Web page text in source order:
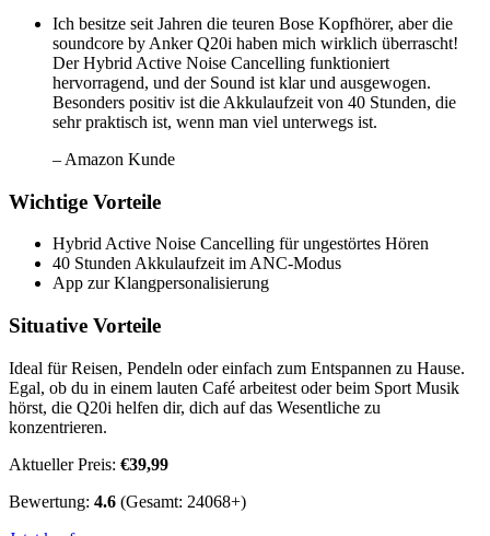
Ich besitze seit Jahren die teuren Bose Kopfhörer, aber die
soundcore by Anker Q20i haben mich wirklich überrascht!
Der Hybrid Active Noise Cancelling funktioniert
hervorragend, und der Sound ist klar und ausgewogen.
Besonders positiv ist die Akkulaufzeit von 40 Stunden, die
sehr praktisch ist, wenn man viel unterwegs ist.
– Amazon Kunde
Wichtige Vorteile
Hybrid Active Noise Cancelling für ungestörtes Hören
40 Stunden Akkulaufzeit im ANC-Modus
App zur Klangpersonalisierung
Situative Vorteile
Ideal für Reisen, Pendeln oder einfach zum Entspannen zu Hause.
Egal, ob du in einem lauten Café arbeitest oder beim Sport Musik
hörst, die Q20i helfen dir, dich auf das Wesentliche zu
konzentrieren.
Aktueller Preis: €39,99
Bewertung: 4.6 (Gesamt: 24068+)